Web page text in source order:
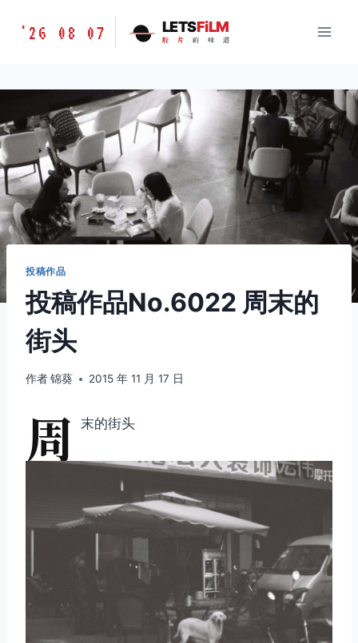
胶
味
LETSFILM
'26 08 07 LETSFiLM
胶 片 的 味 道
投稿作品
投稿作品No.6022 周末的
街头
作者锦葵 2015 年 11 月 17 日
周 末的街头